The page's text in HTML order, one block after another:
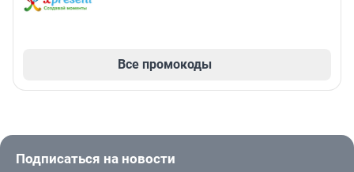
Все промокоды
Подписаться на новости